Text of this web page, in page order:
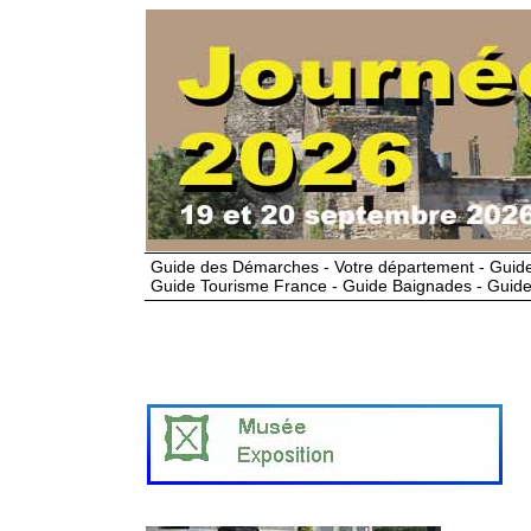
Guide des Démarches - Votre département -
Guide Tourisme France - Guide Baignades -